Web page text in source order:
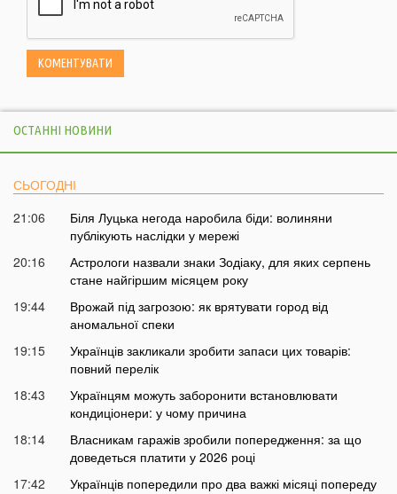
ОСТАННІ НОВИНИ
СЬОГОДНІ
21:06
Біля Луцька негода наробила біди: волиняни
публікують наслідки у мережі
20:16
Астрологи назвали знаки Зодіаку, для яких серпень
стане найгіршим місяцем року
19:44
Врожай під загрозою: як врятувати город від
аномальної спеки
19:15
Українців закликали зробити запаси цих товарів:
повний перелік
18:43
Українцям можуть заборонити встановлювати
кондиціонери: у чому причина
18:14
Власникам гаражів зробили попередження: за що
доведеться платити у 2026 році
17:42
Українців попередили про два важкі місяці попереду